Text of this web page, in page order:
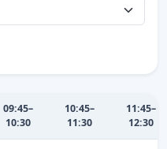
09:45–
10:30
10:45–
11:30
11:45–
12:30